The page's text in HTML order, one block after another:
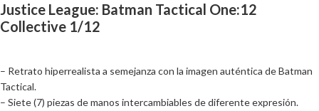
Justice League: Batman Tactical One:12
Collective 1/12
– Retrato hiperrealista a semejanza con la imagen auténtica de Batman
Tactical.
– Siete (7) piezas de manos intercambiables de diferente expresión.